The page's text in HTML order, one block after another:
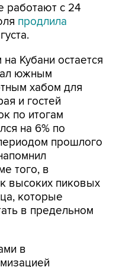
работают с 24
продлила
Кубани остается
южным
хабом для
и гостей
по итогам
на 6% по
прошлого
того, в
высоких пиковых
которые
в предельном
в